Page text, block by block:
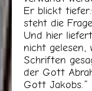
Er blickt
steht die
Und hier
nicht gelesen,
Schriften
der Gott
Gott Jakobs.“